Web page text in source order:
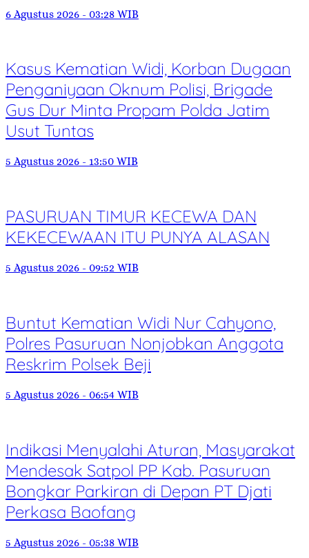
6 Agustus 2026 - 03:28 WIB
Kasus Kematian Widi, Korban Dugaan
Penganiyaan Oknum Polisi, Brigade
Gus Dur Minta Propam Polda Jatim
Usut Tuntas
5 Agustus 2026 - 13:50 WIB
PASURUAN TIMUR KECEWA DAN
KEKECEWAAN ITU PUNYA ALASAN
5 Agustus 2026 - 09:52 WIB
Buntut Kematian Widi Nur Cahyono,
Polres Pasuruan Nonjobkan Anggota
Reskrim Polsek Beji
5 Agustus 2026 - 06:54 WIB
Indikasi Menyalahi Aturan, Masyarakat
Mendesak Satpol PP Kab. Pasuruan
Bongkar Parkiran di Depan PT Djati
Perkasa Baofang
5 Agustus 2026 - 05:38 WIB